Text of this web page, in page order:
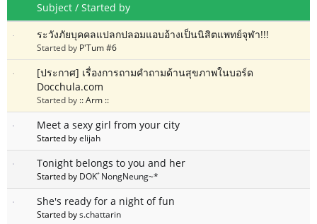
Subject / Started by
ระวังภัยบุคคลแปลกปลอมแอบอ้างเป็นนิสิตแพทย์จุฬา!!!
Started by P'Tum #6
[ประกาศ] เรื่องการถามคำถามด้านสุขภาพในบอร์ด
Docchula.com
Started by :: Arm ::
Meet a sexy girl from your city
Started byelijah
Tonight belongs to you and her
Started by DOKﾞNongNeung~*
She's ready for a night of fun
Started bys.chattarin